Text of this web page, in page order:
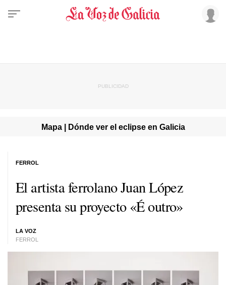
Mapa | Dónde ver el eclipse en Galicia
El artista ferrolano Juan López
presenta su proyecto «É outro»
LA VOZ
FERROL
FERROL